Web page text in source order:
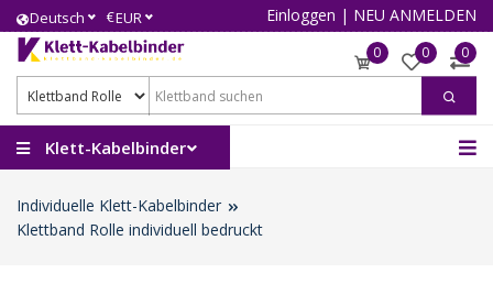
Deutsch €EUR Einloggen | NEU ANMELDEN
0 0 0
Klett-Kabelbinder
Individuelle Klett-Kabelbinder
Klettband Rolle individuell bedruckt